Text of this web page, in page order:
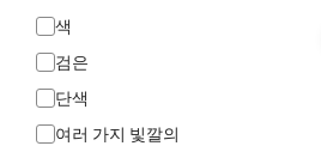
색
검은
단색
여러 가지 빛깔의